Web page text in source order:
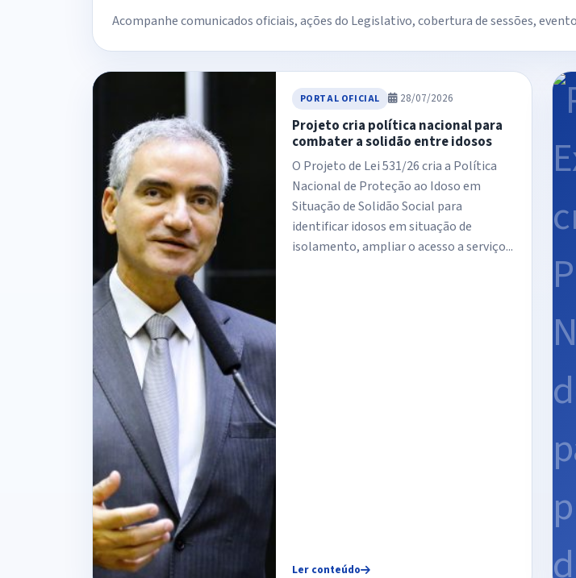
Acompanhe comunicados oficiais, ações do Legislativo, cobertura de sessões,
PORTAL OFICIAL 28/07/2026
Projeto cria política nacional para
combater a solidão entre idosos
O Projeto de Lei 531/26 cria a Política
Nacional de Proteção ao Idoso em
Situação de Solidão Social para
identificar idosos em situação de
isolamento, ampliar o acesso a serviço...
Ler conteúdo